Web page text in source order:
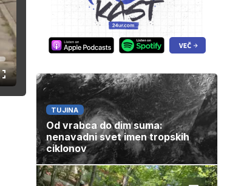
Celozaslonski
način
TUJINA
Od vrabca do dim suma:
nenavadni svet imen tropskih
ciklonov